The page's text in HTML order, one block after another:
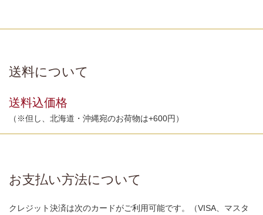
送料について
送料込価格
（※但し、北海道・沖縄宛のお荷物は+600円）
お支払い方法について
クレジット決済は次のカードがご利用可能です。（VISA、マスタ